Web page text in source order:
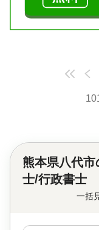
熊本県八代市
士/行政書士
一括